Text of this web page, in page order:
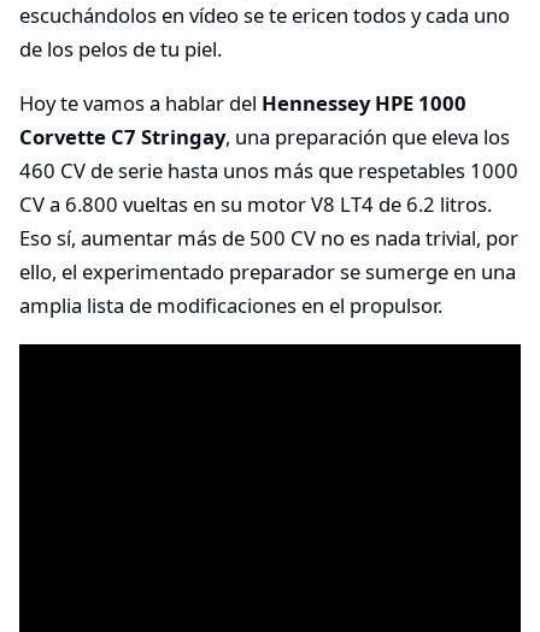
escuchándolos en vídeo se te ericen todos y cada uno
de los pelos de tu piel.
Hoy te vamos a hablar del Hennessey HPE 1000
Corvette C7 Stringay, una preparación que eleva los
460 CV de serie hasta unos más que respetables 1000
CV a 6.800 vueltas en su motor V8 LT4 de 6.2 litros.
Eso sí, aumentar más de 500 CV no es nada trivial, por
ello, el experimentado preparador se sumerge en una
amplia lista de modificaciones en el propulsor.